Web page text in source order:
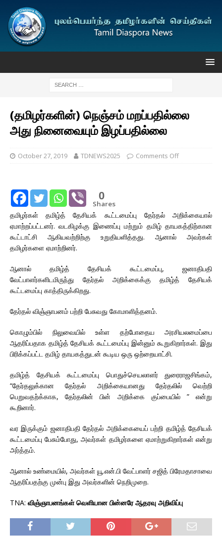
(தமிழர்களின்) நெஞ்சம் மறப்பதில்லை
அது நினைவையும் இழப்பதில்லை
October 27, 2019 TDNEWS2025 Comments Off
0
Shares
தமிழர்கள் தமிழ்த் தேசியக் கூட்டமைப்பு தேர்தல் அறிக்கையால்
ஏமாற்றப்பட்டனர். வடகிழக்கு இணைப்பு மற்றும் தமிழ் தாயகத்திற்கான
கூட்டாட்சி ஆகியவற்றிற்கு உறுதியளித்தது. ஆனால் அவர்கள்
தமிழர்களை ஏமாற்றினர்.
ஆனால் தமிழ்த் தேசியக் கூட்டமைப்பு, ஜனாதிபதி
வேட்பாளர்களிடமிருந்து தேர்தல் அறிக்கைக்கு தமிழ்த் தேசியக்
கூட்டமைப்பு காத்திருக்கிறது.
தேர்தல் விஞ்ஞாபனம் பற்றி பேசுவது கோமாளித்தனம்.
கொழும்பில் நிலுவையில் உள்ள தற்போதைய அரசியலமைப்பை
ஆதரிப்பதாக தமிழ்த் தேசியக் கூட்டமைப்பு இன்னும் கூறுகிறார்கள். இது
பிரிக்கப்பட்ட தமிழ் தாயகத்துடன் கூடிய ஒரு ஒற்றையாட்சி.
தமிழ்த் தேசியக் கூட்டமைப்பு பொதுச்செயலாளர் துரைராஜசிங்கம்,
“தேர்தலுக்கான தேர்தல் அறிக்கையானது தேர்தலில் வெற்றி
பெறுவதற்க்காக, தேர்தலின் பின் அறிக்கை குப்பையில் ” என்று
கூறினார்.
வர இருக்கும் ஜனாதிபதி தேர்தல் அறிக்கையைப் பற்றி தமிழ்த் தேசியக்
கூட்டமைப்பு பேசும்போது, ​​அவர்கள் தமிழர்களை ஏமாற்றுகிறார்கள் என்று
அர்த்தம்.
ஆனால் உண்மையில், அவர்கள் யூ.என்.பி வேட்பாளர் சஜித் பிரேமதாசாவை
ஆதரிப்பதற்கு முன்பு இது அவர்களின் நெறிமுறை.
TNA: விஞ்ஞாபனங்கள் வெளியான பின்னரே ஆதரவு அறிவிப்பு